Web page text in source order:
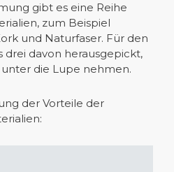
gibt es eine Reihe
zum Beispiel
und Naturfaser. Für den
drei davon herausgepickt,
die Lupe nehmen.
der Vorteile der